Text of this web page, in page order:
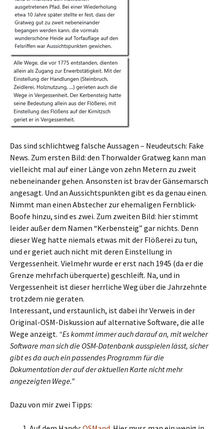
Das sind schlichtweg falsche Aussagen – Neudeutsch: Fake
News. Zum ersten Bild: den Thorwalder Gratweg kann man
vielleicht mal auf einer Länge von zehn Metern zu zweit
nebeneinander gehen. Ansonsten ist brav der Gänsemarsch
angesagt. Und an Aussichtspunkten gibt es da genau einen.
Nimmt man einen Abstecher zur ehemaligen Fernblick-
Boofe hinzu, sind es zwei. Zum zweiten Bild: hier stimmt
leider außer dem Namen “Kerbensteig” gar nichts. Denn
dieser Weg hatte niemals etwas mit der Flößerei zu tun,
und er geriet auch nicht mit deren Einstellung in
Vergessenheit. Vielmehr wurde er erst nach 1945 (da er die
Grenze mehrfach überquerte) geschleift. Na, und in
Vergessenheit ist dieser herrliche Weg über die Jahrzehnte
trotzdem nie geraten.
Interessant, und erstaunlich, ist dabei ihr Verweis in der
Original-OSM-Diskussion auf alternative Software, die alle
Wege anzeigt. “Es kommt immer auch darauf an, mit welcher
Software man sich die OSM-Datenbank ausspielen lässt, sicher
gibt es da auch ein passendes Programm für die
Dokumentation der auf der aktuellen Karte nicht mehr
angezeigten Wege.”
Dazu von mir zwei Tipps: